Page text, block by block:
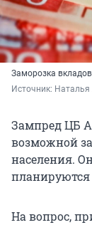
Заморозка
Источник: Наталья
Зампред ЦБ
возможной
населения.
планируются
На вопрос,